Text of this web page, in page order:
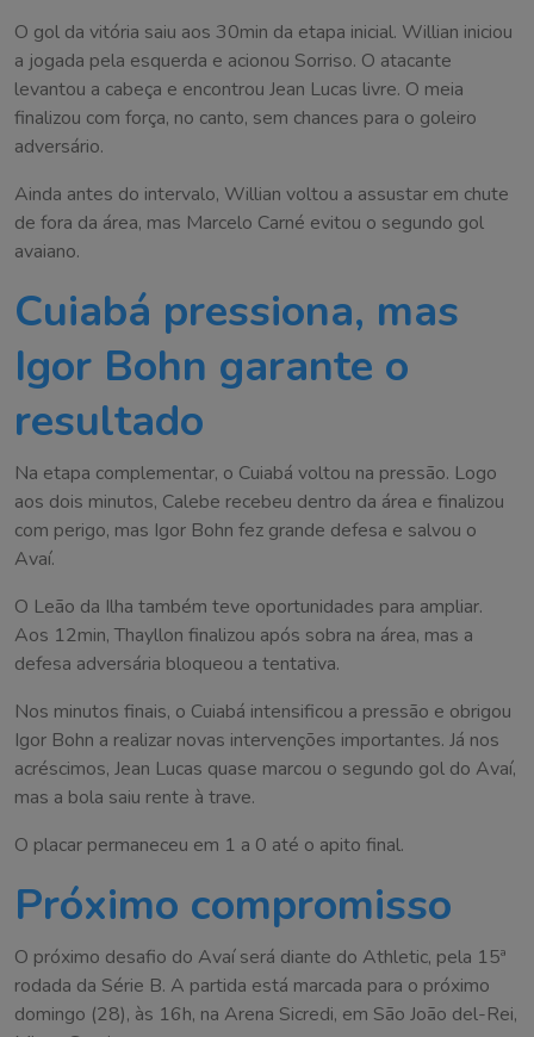
O gol da vitória saiu aos 30min da etapa inicial. Willian iniciou
a jogada pela esquerda e acionou Sorriso. O atacante
levantou a cabeça e encontrou Jean Lucas livre. O meia
finalizou com força, no canto, sem chances para o goleiro
adversário.
Ainda antes do intervalo, Willian voltou a assustar em chute
de fora da área, mas Marcelo Carné evitou o segundo gol
avaiano.
Cuiabá pressiona, mas
Igor Bohn garante o
resultado
Na etapa complementar, o Cuiabá voltou na pressão. Logo
aos dois minutos, Calebe recebeu dentro da área e finalizou
com perigo, mas Igor Bohn fez grande defesa e salvou o
Avaí.
O Leão da Ilha também teve oportunidades para ampliar.
Aos 12min, Thayllon finalizou após sobra na área, mas a
defesa adversária bloqueou a tentativa.
Nos minutos finais, o Cuiabá intensificou a pressão e obrigou
Igor Bohn a realizar novas intervenções importantes. Já nos
acréscimos, Jean Lucas quase marcou o segundo gol do Avaí,
mas a bola saiu rente à trave.
O placar permaneceu em 1 a 0 até o apito final.
Próximo compromisso
O próximo desafio do Avaí será diante do Athletic, pela 15ª
rodada da Série B. A partida está marcada para o próximo
domingo (28), às 16h, na Arena Sicredi, em São João del-Rei,